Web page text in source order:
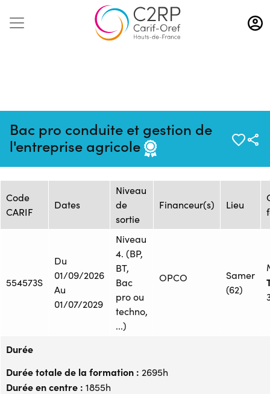
Aller
au
contenu
Bac pro conduite et gestion de
l'entreprise agricole
06/03/2026
2489868F
SAMER
Session de formation
Code
CARIF
Dates
Niveau
de
sortie
Financeur(s) Lieu
554573S
Du
01/09/2026
Au
01/07/2029
Niveau
4. (BP,
BT,
Bac
pro ou
techno,
...)
OPCO
Samer
(62)
Durée
Durée totale de la formation : 2695h
Durée en centre : 1855h